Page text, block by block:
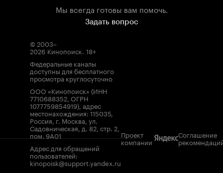
Мы всегда готовы вам помочь.
Задать вопрос
© 2003–
2026 Кинопоиск. 18+
Федеральные каналы
доступны для бесплатного
просмотра круглосуточно
ООО «Кинопоиск» (ИНН
7710688352, ОГРН
1077759854919), адрес
местонахождения: 115035,
Россия, г. Москва, ул.
Садовническая, д. 82, стр. 2,
пом. 9А01
Адрес для обращений
пользователей:
kinopoisk@support.yandex.ru
Проект
компании
Соглашение